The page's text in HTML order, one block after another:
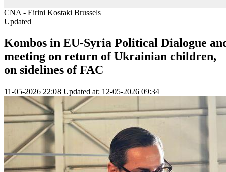
CNA - Eirini Kostaki Brussels
Updated
Kombos in EU-Syria Political Dialogue
meeting on return of Ukrainian children,
on sidelines of FAC
11-05-2026 22:08 Updated at: 12-05-2026 09:34